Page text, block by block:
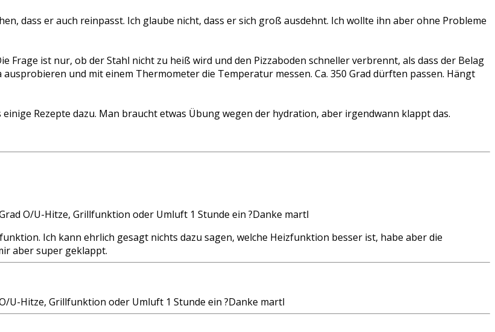
dass er auch reinpasst. Ich glaube nicht, dass er sich groß ausdehnt. Ich wollte ihn aber ohne Probleme
Frage ist nur, ob der Stahl nicht zu heiß wird und den Pizzaboden schneller verbrennt, als dass der Belag
und mit einem Thermometer die Temperatur messen. Ca. 350 Grad dürften passen. Hängt
Rezepte dazu. Man braucht etwas Übung wegen der hydration, aber irgendwann klappt das.
O/U-Hitze, Grillfunktion oder Umluft 1 Stunde ein ?Danke martl
Ich kann ehrlich gesagt nichts dazu sagen, welche Heizfunktion besser ist, habe aber die
aber super geklappt.
U-Hitze, Grillfunktion oder Umluft 1 Stunde ein ?Danke martl